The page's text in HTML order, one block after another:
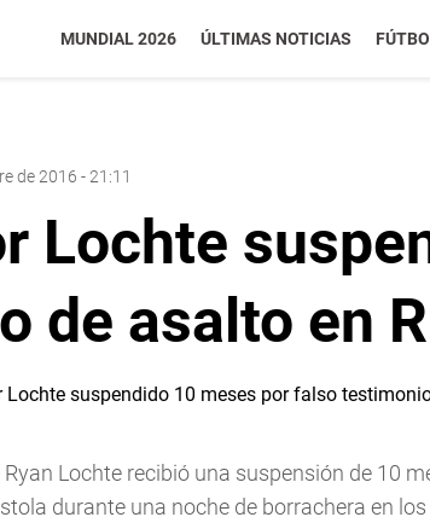
MUNDIAL 2026 ÚLTIMAS NOTICIAS
de 2016 - 21:11
Lochte
de asalto en
Lochte recibió una suspensión de 10
durante una noche de borrachera en